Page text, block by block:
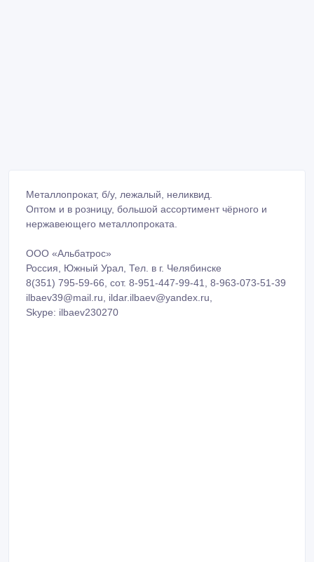
Металлопрокат, б/у, лежалый, неликвид.
Оптом и в розницу, большой ассортимент чёрного и
нержавеющего металлопроката.
ООО «Альбатрос»
Россия, Южный Урал, Тел. в г. Челябинске
8(351) 795-59-66, сот. 8-951-447-99-41, 8-963-073-51-39
ilbaev39@mail.ru, ildar.ilbaev@yandex.ru,
Skype: ilbaev230270